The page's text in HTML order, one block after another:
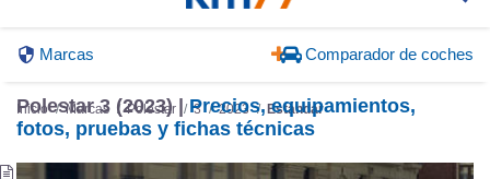
Marcas Comparador de coches
Inicio Marcas Polestar 3 2023 Estándar
Polestar 3 (2023) |Precios, equipamientos,
fotos, pruebas y fichas técnicas